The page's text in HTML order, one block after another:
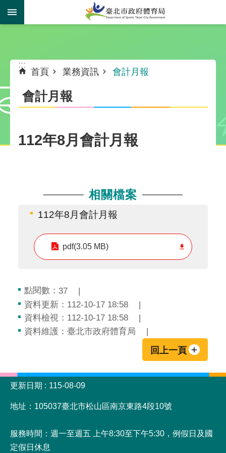
跳到主要內容區塊
:::
首頁 業務資訊 會計月報
會計月報
112年8月會計月報
相關檔案
112年8月會計月報
pdf(3.05 MB)
點閱數： 37
資料更新：112-10-17 18:58
資料檢視：112-10-17 18:58
資料維護：臺北市政府體育局
回上一頁
:::
更新日期
115-08-09
地址：105037臺北市松山區南京東路4段10號
服務時間：週一至週五 上午8:30至下午5:30，例假日及國
定假日休息